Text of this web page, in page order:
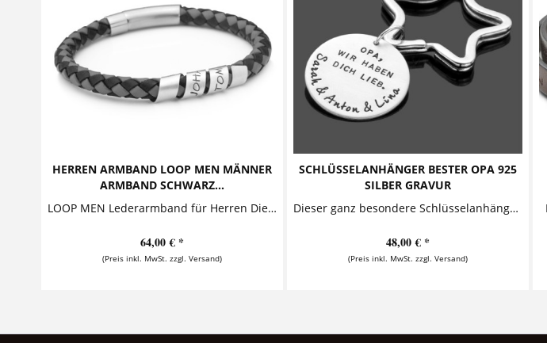
HERREN ARMBAND LOOP MEN MÄNNER
ARMBAND SCHWARZ...
LOOP MEN Lederarmband für Herren Dieses ausdrucksstarke Herrenarmband mit Gravur besticht durch seinen lässigen Look, der echtes Silber mit...
64,00 € *
(Preis inkl. MwSt. zzgl. Versand)
SCHLÜSSELANHÄNGER BESTER OPA 925
SILBER GRAVUR
Dieser ganz besondere Schlüsselanhänger ist ein bezauberndes Geschenk für den Opa. Mittig ist der Text "Opa, wir haben dich lieb" platziert, am Rand entlang ist Platz für die Namen der Enkel. Details Materialien: 925 Sterling...
48,00 € *
(Preis inkl. MwSt. zzgl. Versand)